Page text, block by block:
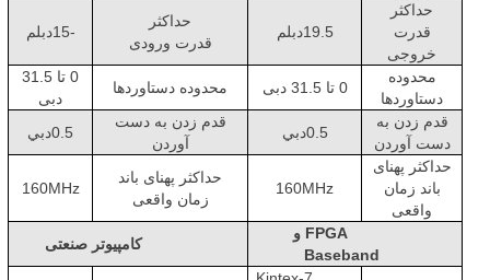
حداکثر
قدرت
خروجی
19.5دبلم
حداکثر
قدرت ورودی
-15دبلم
محدوده
دستاوردها
0 تا 31.5 دبی محدوده دستاوردها
0 تا 31.5
دبی
قدم زدن به
دست آوردن
0.5دبي
قدم زدن به دست
آوردن
0.5دبي
حداکثر پهنای
باند زمان
واقعی
160MHz
حداکثر پهنای باند
زمان واقعی
160MHz
FPGA و
Baseband
کامپیوتر صنعتی